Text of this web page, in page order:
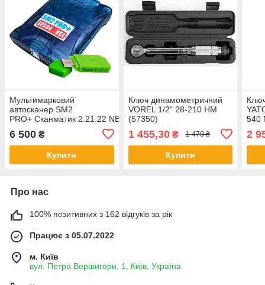
Мультимарковий
автосканер SM2
PRO+ Сканматик 2.21.22 NEW
KTMFLASH 67 в 1
6 500 ₴
Купити
Ключ динамометричний
VOREL 1/2" 28-210 НМ
(57350)
1 455,30₴ 1 470 ₴
Купити
540
2
Про нас
100% позитивних з 162 відгуків за рік
Працює з 05.07.2022
м. Київ
вул. Петра Вершигори, 1, Київ, Україна